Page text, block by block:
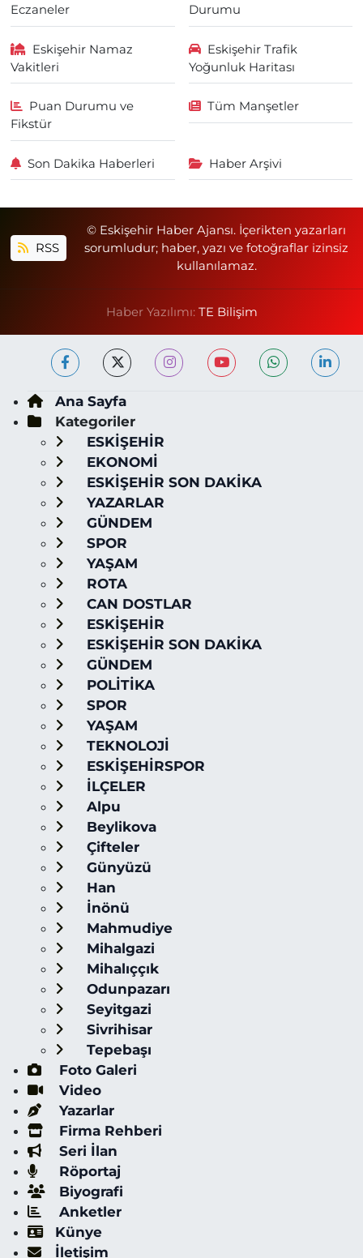
Eczaneler
Durumu
Eskişehir Namaz
Vakitleri
Eskişehir Trafik
Yoğunluk Haritası
Puan Durumu ve
Fikstür
Tüm Manşetler
Son Dakika Haberleri Haber Arşivi
RSS
© Eskişehir Haber Ajansı. İçerikten yazarları
sorumludur; haber, yazı ve fotoğraflar izinsiz
kullanılamaz.
Haber Yazılımı: TE Bilişim
Ana Sayfa
Kategoriler
ESKİŞEHİR
EKONOMİ
ESKİŞEHİR SON DAKİKA
YAZARLAR
GÜNDEM
SPOR
YAŞAM
ROTA
CAN DOSTLAR
ESKİŞEHİR
ESKİŞEHİR SON DAKİKA
GÜNDEM
POLİTİKA
SPOR
YAŞAM
TEKNOLOJİ
ESKİŞEHİRSPOR
İLÇELER
Alpu
Beylikova
Çifteler
Günyüzü
Han
İnönü
Mahmudiye
Mihalgazi
Mihalıççık
Odunpazarı
Seyitgazi
Sivrihisar
Tepebaşı
Foto Galeri
Video
Yazarlar
Firma Rehberi
Seri İlan
Röportaj
Biyografi
Anketler
Künye
İletişim